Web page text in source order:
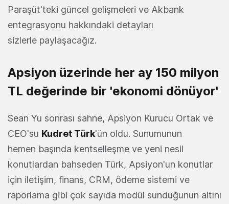
Paraşüt'teki güncel gelişmeleri ve Akbank
entegrasyonu hakkındaki detayları
sizlerle paylaşacağız.
Apsiyon üzerinde her ay 150 milyon
TL değerinde bir 'ekonomi dönüyor'
Sean Yu sonrası sahne, Apsiyon Kurucu Ortak ve
CEO'su Kudret Türk'ün oldu. Sunumunun
hemen başında kentselleşme ve yeni nesil
konutlardan bahseden Türk, Apsiyon'un konutlar
için iletişim, finans, CRM, ödeme sistemi ve
raporlama gibi çok sayıda modül sunduğunun altını